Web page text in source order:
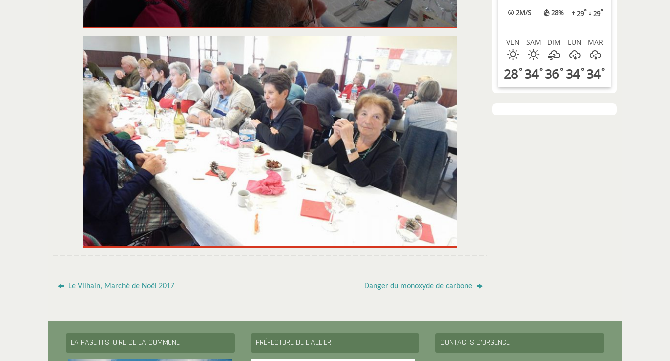
Le Vilhain, Marché de Noël 2017 Danger du monoxyde de carbone
2M/S 28% 29° 29°
VEN
28°
SAM
34°
DIM
36°
LUN
34°
MAR
34°
LA PAGE HISTOIRE DE LA COMMUNE PRÉFECTURE DE L’ALLIER CONTACTS D’URGENCE